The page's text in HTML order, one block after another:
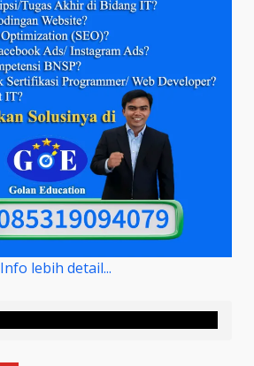
Info lebih detail...